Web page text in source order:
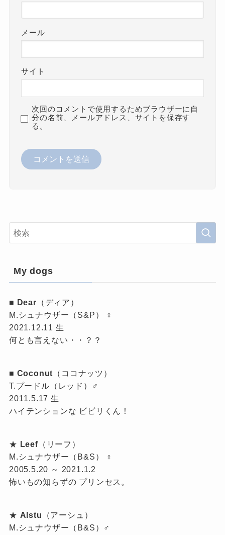
メール
サイト
次回のコメントで使用するためブラウザーに自
分の名前、メールアドレス、サイトを保存す
る。
My dogs
■ Dear （ディア）
M.シュナウザー（S&P） ♀
2021.12.11 生
何とも言えない・・？？
■ Coconut （ココナッツ）
T.プードル（レッド）♂
2011.5.17 生
ハイテンションな ビビリくん！
★ Leef（リーフ）
M.シュナウザー（B&S） ♀
2005.5.20 ～ 2021.1.2
怖いもの知らずの プリンセス。
★ Alstu （アーシュ）
M.シュナウザー（B&S）♂